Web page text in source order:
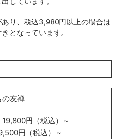
り、税込3,980円以上の場合は
となっています。
の友禅
19,800円（税込）～
円（税込）～